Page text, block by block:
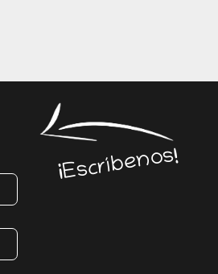
¡Escríbenos!